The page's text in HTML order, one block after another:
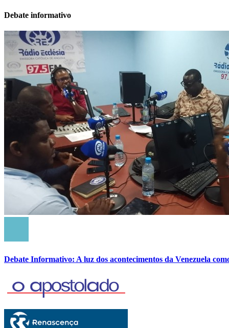
Debate informativo
Debate Informativo: A luz dos acontecimentos da Venezuela